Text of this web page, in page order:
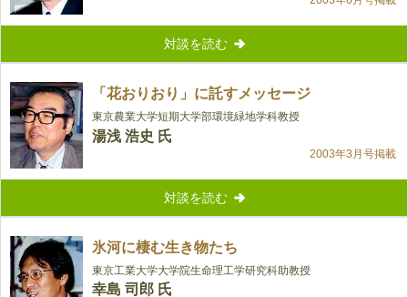
対談を読む
「花おりおり」に託すメッセージ
東京農業大学短期大学部環境緑地学科教授
湯浅 浩史 氏
2003年3月号掲載
対談を読む
氷河に棲む生き物たち
東京工業大学大学院生命理工学研究科助教授
幸島 司郎 氏